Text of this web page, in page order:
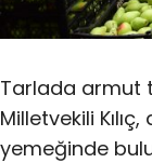
Tarlada armut
Milletvekili
yemeğinde